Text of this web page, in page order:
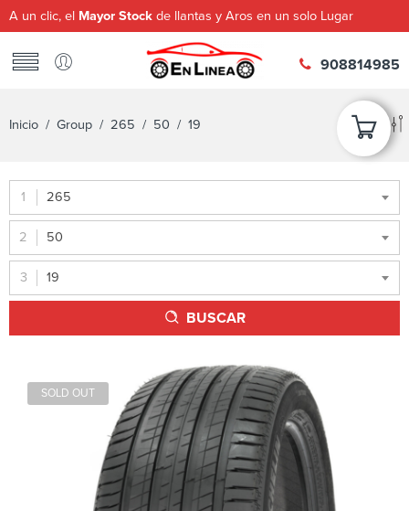
A un clic, el Mayor Stock de llantas y Aros en un solo Lugar
908814985
Inicio / Group / 265 / 50 / 19
265
50
19
BUSCAR
SOLD OUT